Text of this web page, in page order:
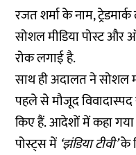
रजत शर्मा के नाम,
सोशल मीडिया पोस्ट और
रोक लगाई है.
साथ ही अदालत ने सोशल
पहले से मौजूद
किए हैं. आदेशों में कहा गया
पोस्ट्स में‘झंडिया टीवी’के